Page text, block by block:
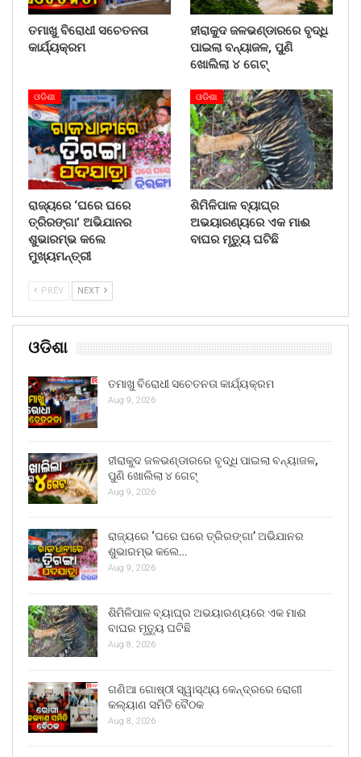
ତମାଖୁ ବିରୋଧୀ ସଚେତନତା
କାର୍ଯ୍ୟକ୍ରମ
ହୀରାକୁଦ ଜଳଭଣ୍ଡାରରେ ବୃଦ୍ଧି
ପାଇଲା ବନ୍ୟାଜଳ, ପୁଣି
ଖୋଲିଲା ୪ ଗେଟ୍
ଓଡିଶା
ରାଜ୍ୟରେ ‘ଘରେ ଘରେ
ତ୍ରିରଙ୍ଗା’ ଅଭିଯାନର
ଶୁଭାରମ୍ଭ କଲେ
ମୁଖ୍ୟମନ୍ତ୍ରୀ
ଓଡିଶା
ଶିମିଳିପାଳ ବ୍ୟାଘ୍ର
ଅଭୟାରଣ୍ୟରେ ଏକ ମାଈ
ବାଘର ମୃତ୍ୟୁ ଘଟିଛି
PREV NEXT
ଓଡିଶା
ତମାଖୁ ବିରୋଧୀ ସଚେତନତା କାର୍ଯ୍ୟକ୍ରମ
Aug 9, 2026
ହୀରାକୁଦ ଜଳଭଣ୍ଡାରରେ ବୃଦ୍ଧି ପାଇଲା ବନ୍ୟାଜଳ,
ପୁଣି ଖୋଲିଲା ୪ ଗେଟ୍
Aug 9, 2026
ରାଜ୍ୟରେ ‘ଘରେ ଘରେ ତ୍ରିରଙ୍ଗା’ ଅଭିଯାନର
ଶୁଭାରମ୍ଭ କଲେ…
Aug 9, 2026
ଶିମିଳିପାଳ ବ୍ୟାଘ୍ର ଅଭୟାରଣ୍ୟରେ ଏକ ମାଈ
ବାଘର ମୃତ୍ୟୁ ଘଟିଛି
Aug 8, 2026
ଗଣିଆ ଗୋଷ୍ଠୀ ସ୍ୱାସ୍ଥ୍ୟ କେନ୍ଦ୍ରରେ ରୋଗୀ
କଲ୍ୟାଣ ସମିତି ବୈଠକ
Aug 8, 2026